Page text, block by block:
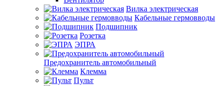
Вилка электрическая
Кабельные гермовводы
Подшипник
Розетка
ЭПРА
Предохранитель автомобильный
Клемма
Пульт